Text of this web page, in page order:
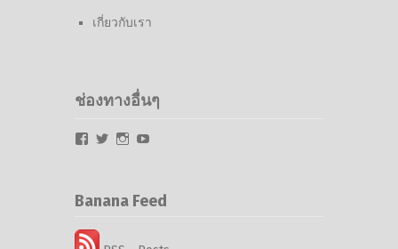
เกี่ยวกับเรา
ช่องทางอื่นๆ
Facebook
TwitterInstagram
Banana Feed